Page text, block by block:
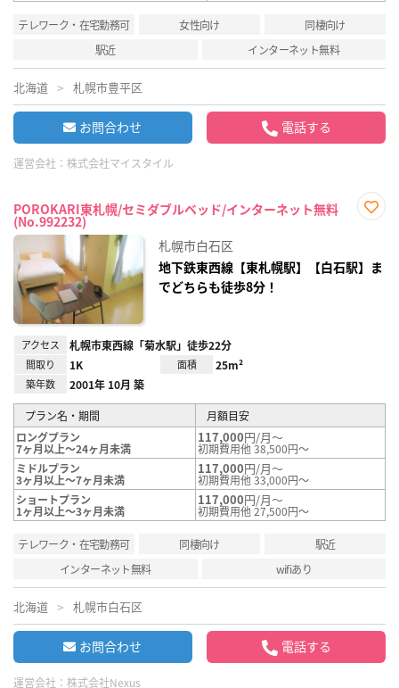
テレワーク・在宅勤務可 女性向け
同棲向け
駅近
インターネット無料
北海道 札幌市豊平区
お問合わせ 電話する
運営会社： 株式会社マイスタイル
POROKARI東札幌/セミダブルベッド/インターネット無料
(No.992232)
録
札幌市白石区
地下鉄東西線【東札幌駅】【白石駅】ま
でどちらも徒歩8分！
アクセス 札幌市東西線「菊水駅」徒歩22分
間取り 1K 面積 25m²
築年数 2001年 10月 築
プラン名・期間
月額目安
ロングプラン
7ヶ月以上～24ヶ月未満
117,000円/月～
初期費用他 38,500円～
ミドルプラン
3ヶ月以上～7ヶ月未満
117,000円/月～
初期費用他 33,000円～
ショートプラン
1ヶ月以上～3ヶ月未満
117,000円/月～
初期費用他 27,500円～
テレワーク・在宅勤務可 同棲向け
駅近
インターネット無料
wifiあり
北海道 札幌市白石区
お問合わせ 電話する
運営会社： 株式会社Nexus